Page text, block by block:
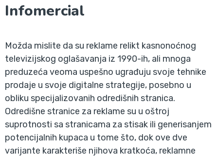
Infomercial
Možda mislite da su reklame relikt kasnonoćnog
televizijskog oglašavanja iz 1990-ih, ali mnoga
preduzeća veoma uspešno ugrađuju svoje tehnike
prodaje u svoje digitalne strategije, posebno u
obliku specijalizovanih odredišnih stranica.
Odredišne stranice za reklame su u oštroj
suprotnosti sa stranicama za stisak ili generisanjem
potencijalnih kupaca u tome što, dok ove dve
varijante karakteriše njihova kratkoća, reklamne